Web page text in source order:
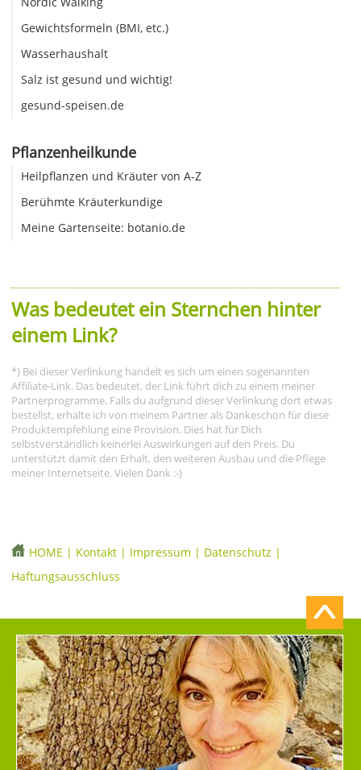
Gewichtsformeln (BMI, etc.)
Wasserhaushalt
Salz ist gesund und wichtig!
gesund-speisen.de
Pflanzenheilkunde
Heilpflanzen und Kräuter von A-Z
Berühmte Kräuterkundige
Meine Gartenseite: botanio.de
Was bedeutet ein Sternchen hinter
einem Link?
*) Bei dieser Verlinkung handelt es sich um einen sogenannten
Affiliate-Link. Das bedeutet, der Link führt dich zu einem meiner
Partnerprogramme. Falls du aufgrund dieser Verlinkung dort etwas
bestellst, erhalte ich von meinem Partner als Dankeschön für diese
Produktempfehlung eine Provision. Dies hat für Dich
selbstverständlich keinerlei Auswirkungen auf den Preis. Du
unterstützt damit den Erhalt, den weiteren Ausbau und die Pflege
meiner Internetseite. Vielen Dank :-)
HOME | Kontakt | Impressum | Datenschutz |
Haftungsausschluss